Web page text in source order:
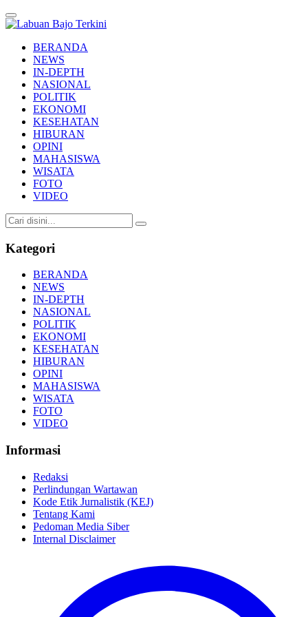
Labuan Bajo Terkini
Aktual & Berimbang
BERANDA
NEWS
IN-DEPTH
NASIONAL
POLITIK
EKONOMI
KESEHATAN
HIBURAN
OPINI
MAHASISWA
WISATA
FOTO
VIDEO
Kategori
BERANDA
NEWS
IN-DEPTH
NASIONAL
POLITIK
EKONOMI
KESEHATAN
HIBURAN
OPINI
MAHASISWA
WISATA
FOTO
VIDEO
Informasi
Redaksi
Perlindungan Wartawan
Kode Etik Jurnalistik (KEJ)
Tentang Kami
Pedoman Media Siber
Internal Disclaimer